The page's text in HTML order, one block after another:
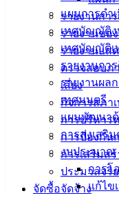
รายงานการ
รายงานขอ
รายงานแส
ตรวจสอบภ
เสี่ยง
กิจการสภา
การบริหาร
การป้องกัน
การเสริมส
ประมวลจริ
จัดซื้อจัดจ้าง
แผนการดำ
เทศบัญญัติง
เทศบัญญัติเ
รายงานกา
รายงานผล
เทศมนตรี
แผนพัฒนาด้
การส่งเสริ
งบประมาณ
การโ
แก้ไข
เอกสาร
คู่มือ
สำหรับ
ประชาชน/
คู่มือการ
ปฏิบัติ
งาน
ข่าวสาร
น่ารู้
ศุนย์
ข้อมูล
ข่าวสาร